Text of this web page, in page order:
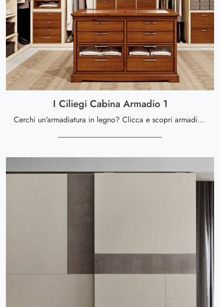
I Ciliegi Cabina Armadio 1
Cerchi un'armadiatura in legno? Clicca e scopri armadi cabine armadio con ante battenti di Le Fablier.